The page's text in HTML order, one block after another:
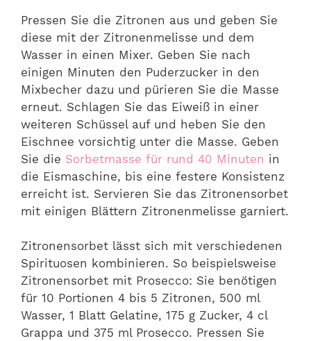
Pressen Sie die Zitronen aus und geben Sie
diese mit der Zitronenmelisse und dem
Wasser in einen Mixer. Geben Sie nach
einigen Minuten den Puderzucker in den
Mixbecher dazu und pürieren Sie die Masse
erneut. Schlagen Sie das Eiweiß in einer
weiteren Schüssel auf und heben Sie den
Eischnee vorsichtig unter die Masse. Geben
Sie die Sorbetmasse für rund 40 Minuten in
die Eismaschine, bis eine festere Konsistenz
erreicht ist. Servieren Sie das Zitronensorbet
mit einigen Blättern Zitronenmelisse garniert.
Zitronensorbet lässt sich mit verschiedenen
Spirituosen kombinieren. So beispielsweise
Zitronensorbet mit Prosecco: Sie benötigen
für 10 Portionen 4 bis 5 Zitronen, 500 ml
Wasser, 1 Blatt Gelatine, 175 g Zucker, 4 cl
Grappa und 375 ml Prosecco. Pressen Sie